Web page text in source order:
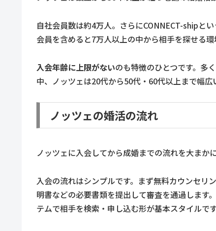
自社会員数は約4万人。さらにCONNECT-shipと
会員を含めると7万人以上の中から相手を探せる環
入会年齢に上限がないのも特徴のひとつです。多
中、ノッツェは20代から50代・60代以上まで幅広
ノッツェの婚活の流れ
ノッツェに入会してから成婚までの流れを大まか
入会の流れはシンプルです。まず無料カウンセリ
明書などの必要書類を提出して審査を通過します
テムで相手を検索・申し込む形が基本スタイルです